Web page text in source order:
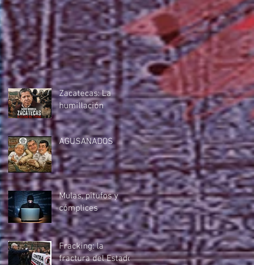
Zacatecas: La
humillación
AGUSANADOS
Mulas, pitufos y
cómplices
Fracking: la
fractura del Estado